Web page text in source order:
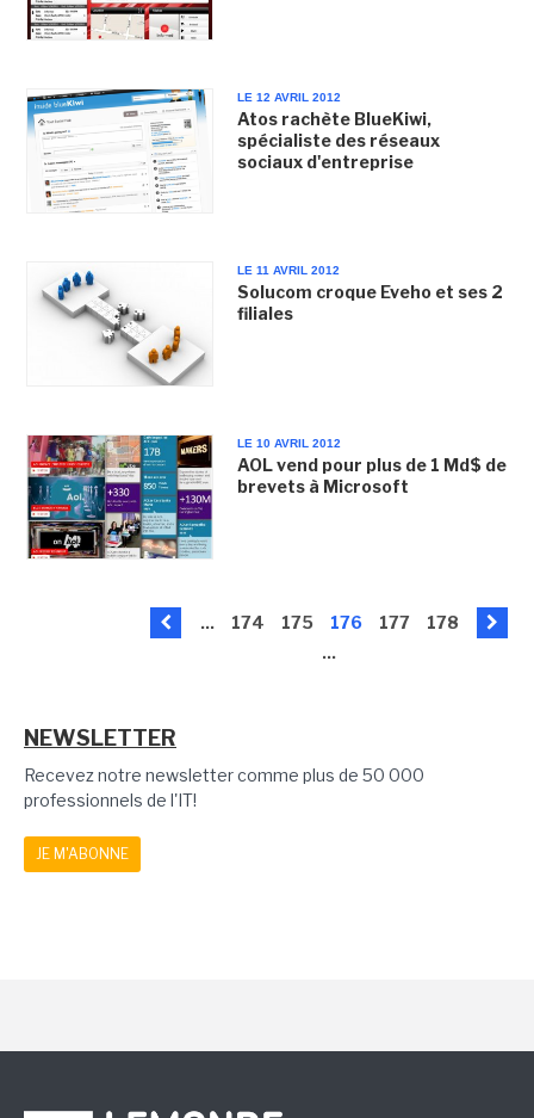
LE 12 AVRIL 2012
Atos rachète BlueKiwi,
spécialiste des réseaux
sociaux d'entreprise
LE 11 AVRIL 2012
Solucom croque Eveho et ses 2
filiales
LE 10 AVRIL 2012
AOL vend pour plus de 1 Md$ de
brevets à Microsoft
... 174 175 176 177
178
...
NEWSLETTER
Recevez notre newsletter comme plus de 50 000
professionnels de l'IT!
JE M'ABONNE